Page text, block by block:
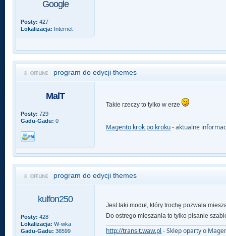
Google
Posty: 427
Lokalizacja: Internet
program do edycji themes
MalT
Posty: 729
Gadu-Gadu: 0
Takie rzeczy to tylko w erze
Magento krok po kroku- aktualne
program do edycji themes
kulfon250
Posty: 428
Lokalizacja: W-wka
Gadu-Gadu: 36599
Jest taki moduł, który trochę pozwala
Do ostrego mieszania to tylko pisanie
http://transit.waw.pl - Sklep oparty o